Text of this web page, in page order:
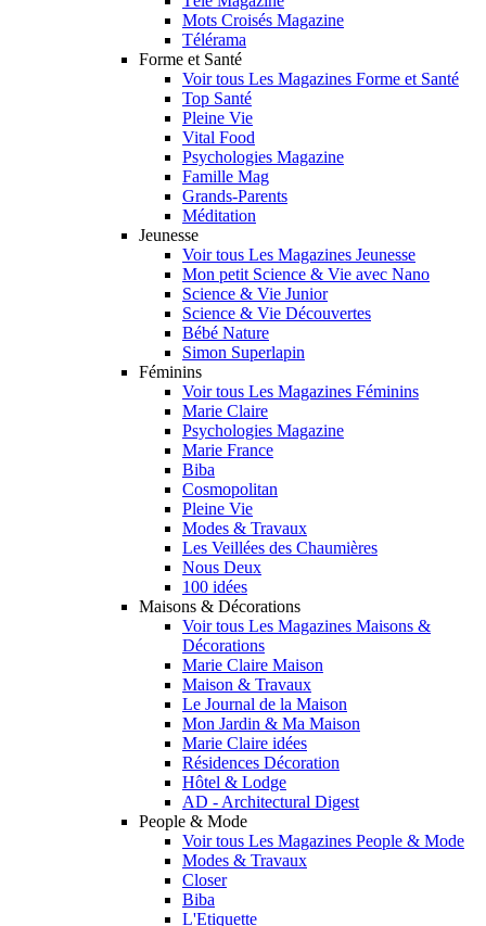
Mots Croisés Magazine
Télérama
Forme et Santé
Voir tous Les Magazines Forme et Santé
Top Santé
Pleine Vie
Vital Food
Psychologies Magazine
Famille Mag
Grands-Parents
Méditation
Jeunesse
Voir tous Les Magazines Jeunesse
Mon petit Science & Vie avec Nano
Science & Vie Junior
Science & Vie Découvertes
Bébé Nature
Simon Superlapin
Féminins
Voir tous Les Magazines Féminins
Marie Claire
Psychologies Magazine
Marie France
Biba
Cosmopolitan
Pleine Vie
Modes & Travaux
Les Veillées des Chaumières
Nous Deux
100 idées
Maisons & Décorations
Voir tous Les Magazines Maisons &
Décorations
Marie Claire Maison
Maison & Travaux
Le Journal de la Maison
Mon Jardin & Ma Maison
Marie Claire idées
Résidences Décoration
Hôtel & Lodge
AD - Architectural Digest
People & Mode
Voir tous Les Magazines People & Mode
Modes & Travaux
Closer
Biba
L'Etiquette